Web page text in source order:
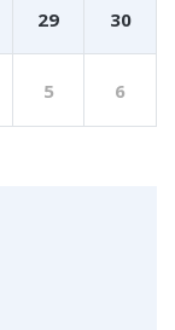
29 30
5 6